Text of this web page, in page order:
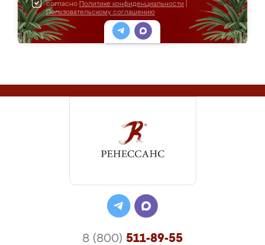
согласно Политике конфиденциальности
Пользовательскому соглашению
8 (800) 511-89-55